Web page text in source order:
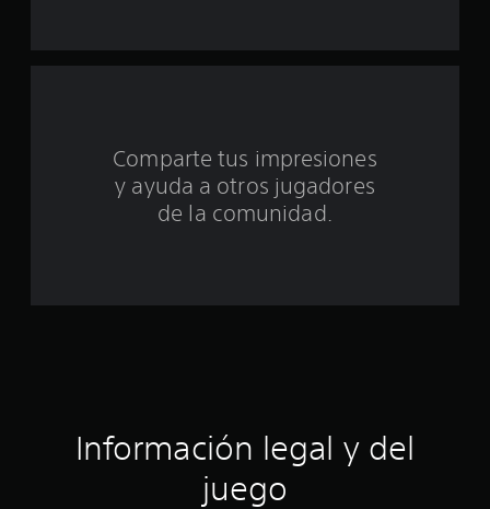
o
o
Comparte tus impresiones
y ayuda a otros jugadores
de la comunidad.
Información legal y del
juego